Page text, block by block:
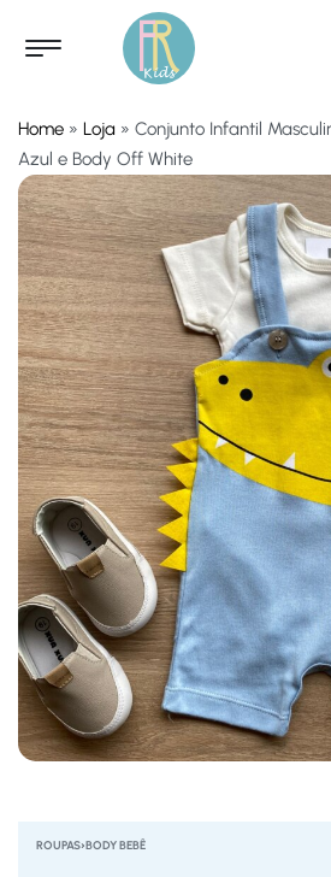
Home » Loja » Conjunto Infantil
Azul e Body Off White
ROUPAS›BODY BEBÊ